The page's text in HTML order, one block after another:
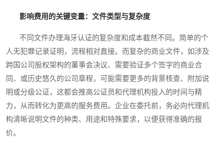
影响费用的关键变量：文件类型与复杂度
不同文件办理海牙认证的复杂度和成本截然不同。简单的个
人无犯罪记录证明，流程相对直接。而复杂的商业文件，如涉及
跨国公司股权架构的董事会决议、需要验证多个签字的商业合
同、或历史悠久的公司章程，可能需要更多的背景核查、附加说
明或分级公证，这都会推高公证员和代理机构投入的时间与精
力，从而转化为更高的服务费用。企业在委托前，务必向代理机
构清晰说明文件的种类、用途和特殊要求，以便获得准确的报
价。